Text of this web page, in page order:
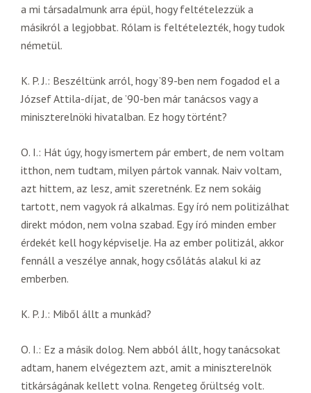
a mi társadalmunk arra épül, hogy feltételezzük a
másikról a legjobbat. Rólam is feltételezték, hogy tudok
németül.
K. P. J.: Beszéltünk arról, hogy ’89-ben nem fogadod el a
József Attila-díjat, de ’90-ben már tanácsos vagy a
miniszterelnöki hivatalban. Ez hogy történt?
O. I.: Hát úgy, hogy ismertem pár embert, de nem voltam
itthon, nem tudtam, milyen pártok vannak. Naiv voltam,
azt hittem, az lesz, amit szeretnénk. Ez nem sokáig
tartott, nem vagyok rá alkalmas. Egy író nem politizálhat
direkt módon, nem volna szabad. Egy író minden ember
érdekét kell hogy képviselje. Ha az ember politizál, akkor
fennáll a veszélye annak, hogy csőlátás alakul ki az
emberben.
K. P. J.: Miből állt a munkád?
O. I.: Ez a másik dolog. Nem abból állt, hogy tanácsokat
adtam, hanem elvégeztem azt, amit a miniszterelnök
titkárságának kellett volna. Rengeteg őrültség volt.